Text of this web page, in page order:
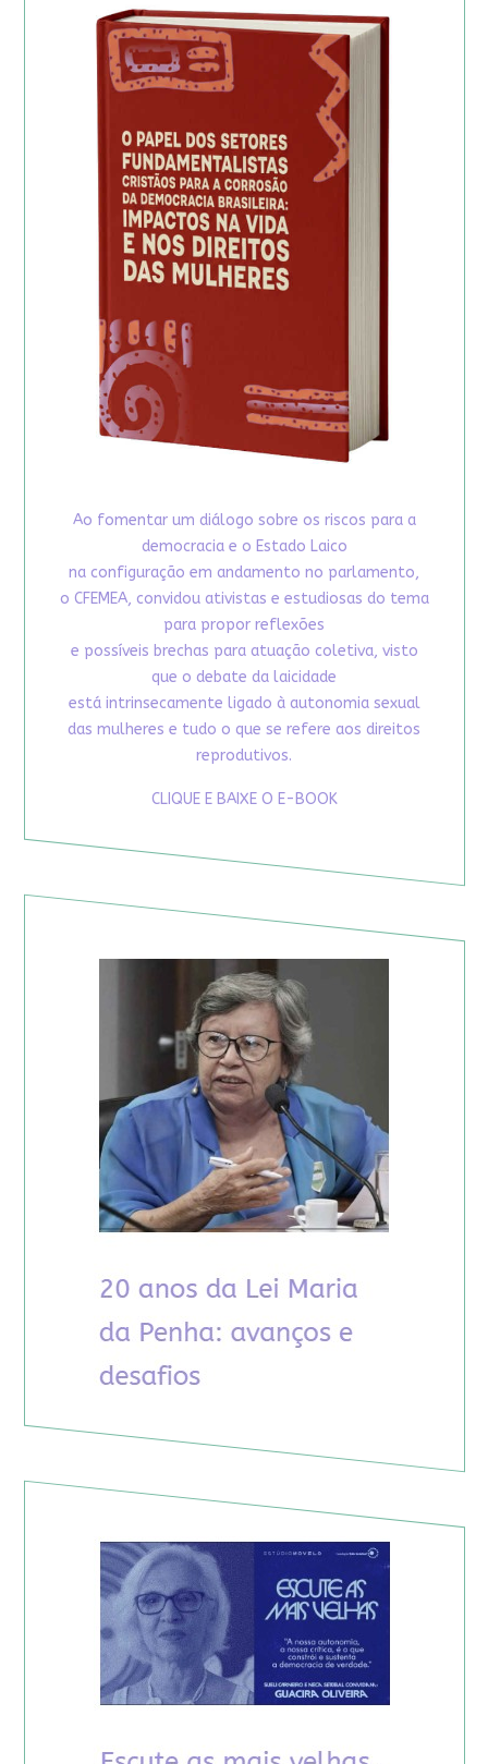
Ao fomentar um diálogo sobre os riscos para a
democracia e o Estado Laico
na configuração em andamento no parlamento,
o CFEMEA, convidou ativistas e estudiosas do tema
para propor reflexões
e possíveis brechas para atuação coletiva, visto
que o debate da laicidade
está intrinsecamente ligado à autonomia sexual
das mulheres e tudo o que se refere aos direitos
reprodutivos.
CLIQUE E BAIXE O E-BOOK